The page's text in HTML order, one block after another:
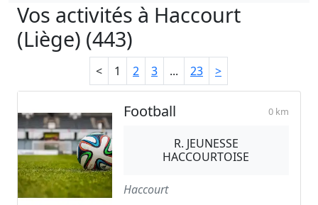
Vos activités à Haccourt
(Liège) (443)
< 1 2 3 ... 23 >
Football 0 km
R. JEUNESSE
HACCOURTOISE
Haccourt